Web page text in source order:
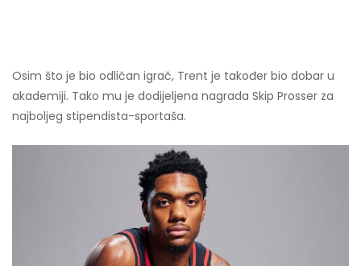
Osim što je bio odličan igrač, Trent je također bio dobar u
akademiji. Tako mu je dodijeljena nagrada Skip Prosser za
najboljeg stipendista-sportaša.